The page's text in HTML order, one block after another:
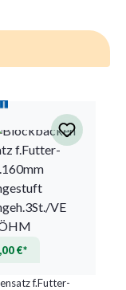
€*
f.Futter-